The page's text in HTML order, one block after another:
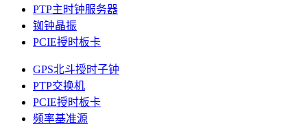
PTP主时钟服务器
铷钟晶振
PCIE授时板卡
GPS北斗授时子钟
PTP交换机
PCIE授时板卡
频率基准源